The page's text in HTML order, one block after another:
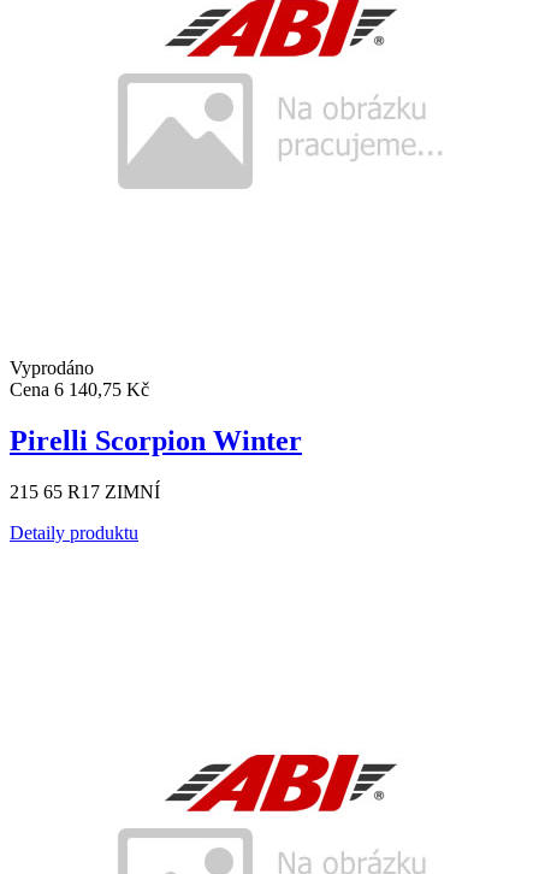
Vyprodáno
Cena 6 140,75 Kč
Pirelli Scorpion Winter
215 65 R17 ZIMNÍ
Detaily produktu